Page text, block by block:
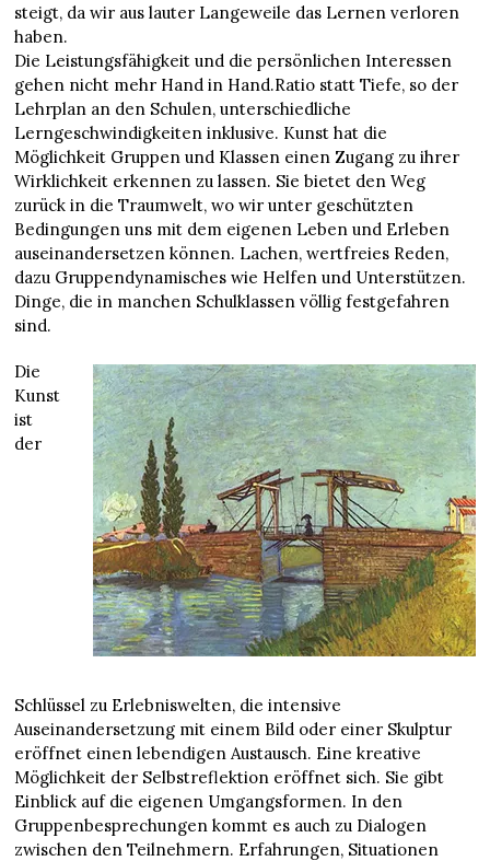
steigt, da wir aus lauter Langeweile das Lernen verloren
haben.
Die Leistungsfähigkeit und die persönlichen Interessen
gehen nicht mehr Hand in Hand.Ratio statt Tiefe, so der
Lehrplan an den Schulen, unterschiedliche
Lerngeschwindigkeiten inklusive. Kunst hat die
Möglichkeit Gruppen und Klassen einen Zugang zu ihrer
Wirklichkeit erkennen zu lassen. Sie bietet den Weg
zurück in die Traumwelt, wo wir unter geschützten
Bedingungen uns mit dem eigenen Leben und Erleben
auseinandersetzen können. Lachen, wertfreies Reden,
dazu Gruppendynamisches wie Helfen und Unterstützen.
Dinge, die in manchen Schulklassen völlig festgefahren
sind.
Die
Kunst
ist
der
Schlüssel zu Erlebniswelten, die intensive
Auseinandersetzung mit einem Bild oder einer Skulptur
eröffnet einen lebendigen Austausch. Eine kreative
Möglichkeit der Selbstreflektion eröffnet sich. Sie gibt
Einblick auf die eigenen Umgangsformen. In den
Gruppenbesprechungen kommt es auch zu Dialogen
zwischen den Teilnehmern. Erfahrungen, Situationen